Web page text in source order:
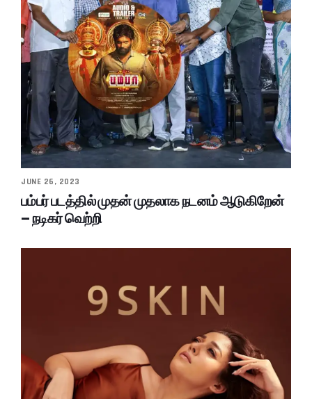
JUNE 26, 2023
பம்பர் படத்தில் முதன் முதலாக நடனம் ஆடுகிறேன்
– நடிகர் வெற்றி